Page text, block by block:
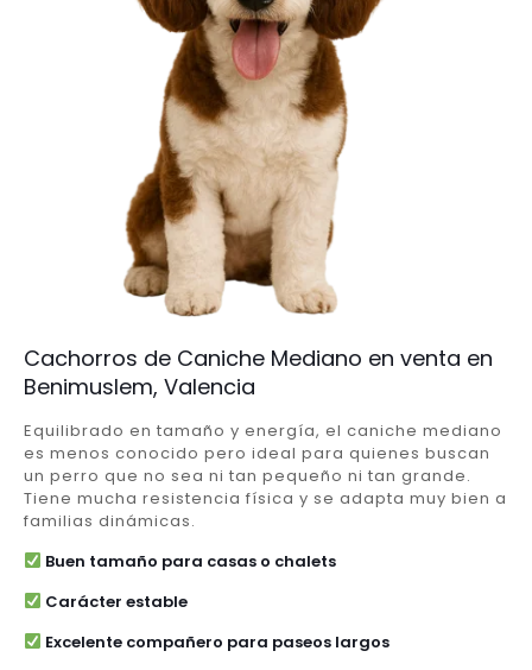
Cachorros de Caniche Mediano en venta en
Benimuslem, Valencia
Equilibrado en tamaño y energía, el caniche mediano
es menos conocido pero ideal para quienes buscan
un perro que no sea ni tan pequeño ni tan grande.
Tiene mucha resistencia física y se adapta muy bien a
familias dinámicas.
Buen tamaño para casas o chalets
Carácter estable
Excelente compañero para paseos largos